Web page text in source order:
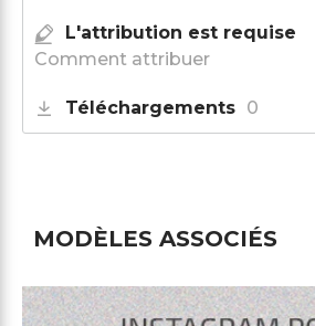
L'attribution est requise
Comment attribuer
Téléchargements 0
MODÈLES ASSOCIÉS